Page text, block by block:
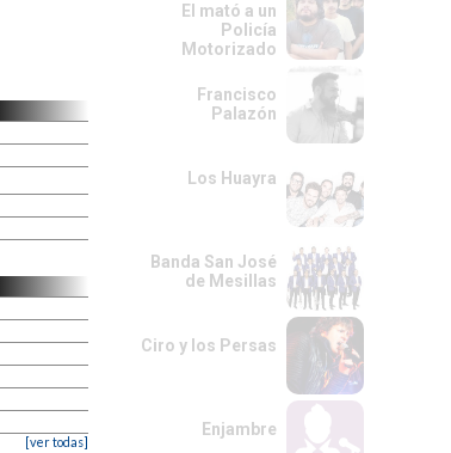
[ver todas]
El mató a un
Policía
Motorizado
Francisco
Palazón
Los Huayra
Banda San José
de Mesillas
Ciro y los Persas
Enjambre